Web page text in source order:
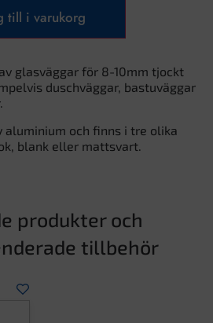
till i varukorg
glasväggar för 8-10mm tjockt
duschväggar, bastuväggar
och finns i tre olika
blank eller mattsvart.
produkter och
tillbehör